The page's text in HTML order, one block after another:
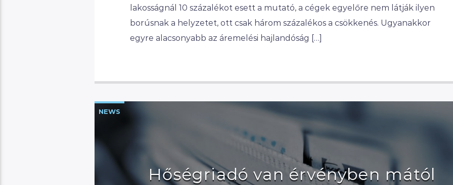
lakosságnál 10 százalékot esett a mutató, a cégek egyelőre nem látják ilyen
borúsnak a helyzetet, ott csak három százalékos a csökkenés. Ugyanakkor
egyre alacsonyabb az áremelési hajlandóság […]
NEWS
Hőségriadó van érvényben mától